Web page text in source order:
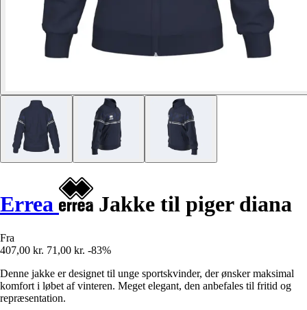
Errea Jakke til piger diana
Fra
407,00 kr. 71,00 kr. -83%
Denne jakke er designet til unge sportskvinder, der ønsker maksimal
komfort i løbet af vinteren. Meget elegant, den anbefales til fritid og
repræsentation.